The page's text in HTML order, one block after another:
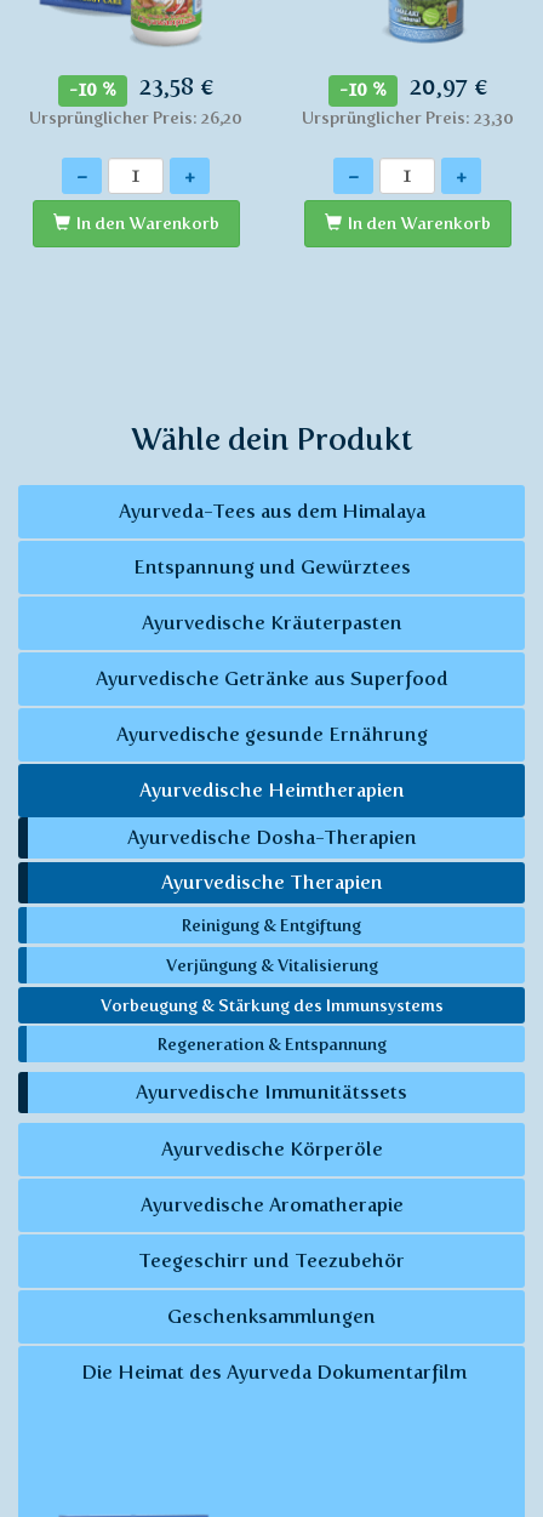
-10 % 23,58 €
Ursprünglicher Preis: 26,20
- +
In den Warenkorb
-10 % 20,97 €
Ursprünglicher Preis: 23,30
- +
In den Warenkorb
Wähle dein Produkt
Ayurveda-Tees aus dem Himalaya
Entspannung und Gewürztees
Ayurvedische Kräuterpasten
Ayurvedische Getränke aus Superfood
Ayurvedische gesunde Ernährung
Ayurvedische Heimtherapien
Ayurvedische Dosha-Therapien
Ayurvedische Therapien
Reinigung & Entgiftung
Verjüngung & Vitalisierung
Vorbeugung & Stärkung des Immunsystems
Regeneration & Entspannung
Ayurvedische Immunitätssets
Ayurvedische Körperöle
Ayurvedische Aromatherapie
Teegeschirr und Teezubehör
Geschenksammlungen
Die Heimat des Ayurveda Dokumentarfilm